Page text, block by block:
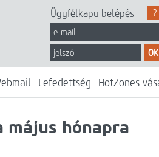
?
Ügyfélkapu belépés
OK
Lefedettség HotZones
hónapra